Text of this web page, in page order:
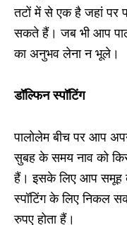
तटों में से एक है जहां पर
सकते हैं। जब भी आप
का अनुभव लेना न भूले।
डॉल्फिन स्पॉटिंग
पालोलेम बीच पर आप
सुबह के समय नाव को
हैं। इसके लिए आप समूह
स्पॉटिंग के लिए निकल
रुपए होता हैं।